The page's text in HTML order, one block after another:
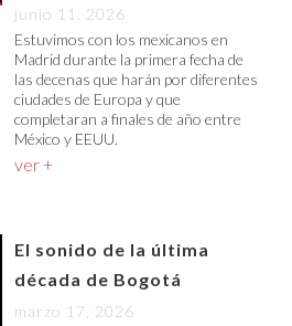
junio 11, 2026
Estuvimos con los mexicanos en
Madrid durante la primera fecha de
las decenas que harán por diferentes
ciudades de Europa y que
completaran a finales de año entre
México y EEUU.
ver +
El sonido de la última
década de Bogotá
marzo 17, 2026